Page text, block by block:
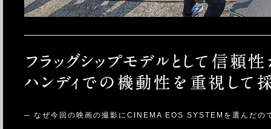
─ なぜ今回の映画の撮影にCINEMA EOS SYSTEMを選んだの